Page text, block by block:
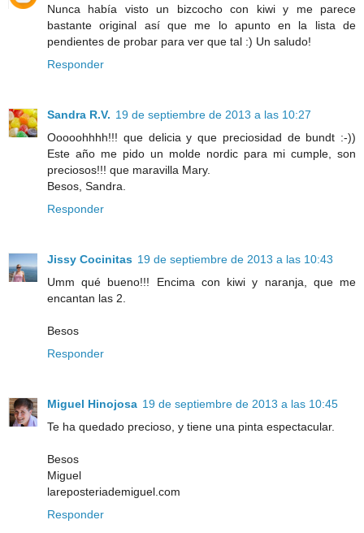
Nunca había visto un bizcocho con kiwi y me parece
bastante original así que me lo apunto en la lista de
pendientes de probar para ver que tal :) Un saludo!
Responder
Sandra R.V. 19 de septiembre de 2013 a las 10:27
Ooooohhhh!!! que delicia y que preciosidad de bundt :-))
Este año me pido un molde nordic para mi cumple, son
preciosos!!! que maravilla Mary.
Besos, Sandra.
Responder
Jissy Cocinitas 19 de septiembre de 2013 a las 10:43
Umm qué bueno!!! Encima con kiwi y naranja, que me
encantan las 2.
Besos
Responder
Miguel Hinojosa 19 de septiembre de 2013 a las 10:45
Te ha quedado precioso, y tiene una pinta espectacular.
Besos
Miguel
lareposteriademiguel.com
Responder